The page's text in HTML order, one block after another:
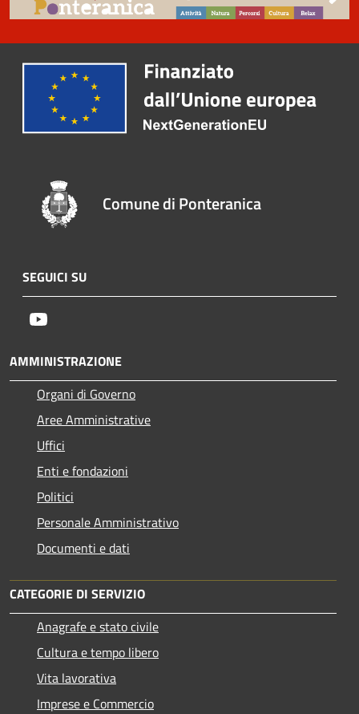
Comune di Ponteranica
SEGUICI SU
AMMINISTRAZIONE
Organi di Governo
Aree Amministrative
Uffici
Enti e fondazioni
Politici
Personale Amministrativo
Documenti e dati
CATEGORIE DI SERVIZIO
Anagrafe e stato civile
Cultura e tempo libero
Vita lavorativa
Imprese e Commercio